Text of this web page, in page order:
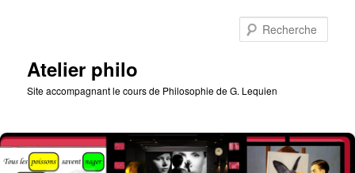
Atelier philo
Site accompagnant le cours de Philosophie de G. Lequien